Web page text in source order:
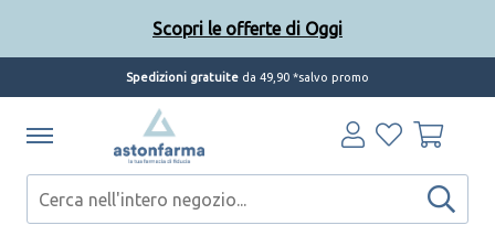
Spedizioni gratuite da 49,90 *salvo promo
Scopri le offerte di Oggi